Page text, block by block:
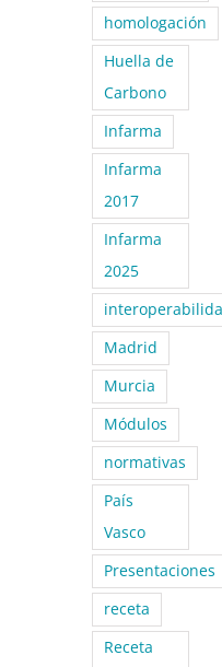
homologación
Huella de
Carbono
Infarma
Infarma
2017
Infarma
2025
Madrid
Murcia
Módulos
normativas
País
Vasco
Presentaciones
receta
Receta